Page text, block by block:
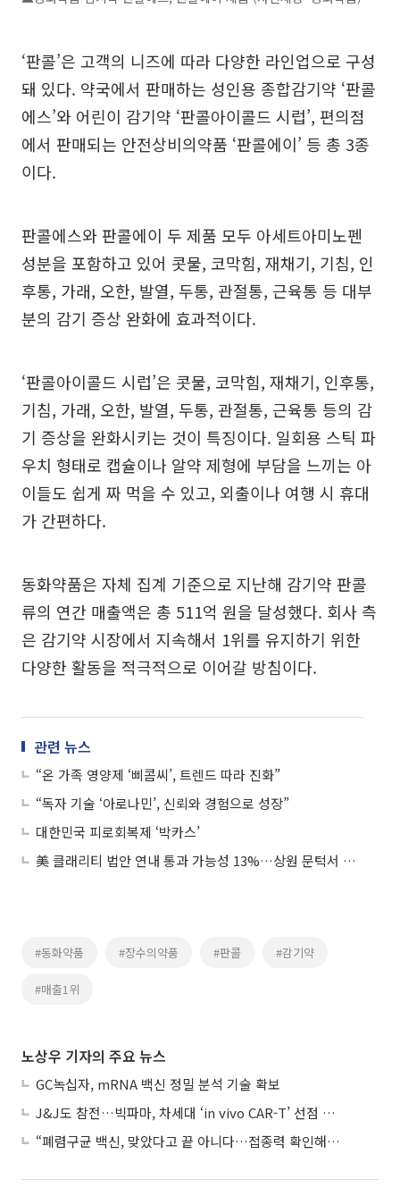
‘판콜’은 고객의 니즈에 따라 다양한 라인업으로 구성
돼 있다. 약국에서 판매하는 성인용 종합감기약 ‘판콜
에스’와 어린이 감기약 ‘판콜아이콜드 시럽’, 편의점
에서 판매되는 안전상비의약품 ‘판콜에이’ 등 총 3종
이다.
판콜에스와 판콜에이 두 제품 모두 아세트아미노펜
성분을 포함하고 있어 콧물, 코막힘, 재채기, 기침, 인
후통, 가래, 오한, 발열, 두통, 관절통, 근육통 등 대부
분의 감기 증상 완화에 효과적이다.
‘판콜아이콜드 시럽’은 콧물, 코막힘, 재채기, 인후통,
기침, 가래, 오한, 발열, 두통, 관절통, 근육통 등의 감
기 증상을 완화시키는 것이 특징이다. 일회용 스틱 파
우치 형태로 캡슐이나 알약 제형에 부담을 느끼는 아
이들도 쉽게 짜 먹을 수 있고, 외출이나 여행 시 휴대
가 간편하다.
동화약품은 자체 집계 기준으로 지난해 감기약 판콜
류의 연간 매출액은 총 511억 원을 달성했다. 회사 측
은 감기약 시장에서 지속해서 1위를 유지하기 위한
다양한 활동을 적극적으로 이어갈 방침이다.
관련 뉴스
“온 가족 영양제 ‘삐콤씨’, 트렌드 따라 진화”
“독자 기술 ‘아로나민’, 신뢰와 경험으로 성장”
대한민국 피로회복제 ‘박카스’
美 클래리티 법안 연내 통과 가능성 13%…상원 문턱서 제동
#동화약품 #장수의약품 #판콜 #감기약
#매출1위
노상우 기자의 주요 뉴스
GC녹십자, mRNA 백신 정밀 분석 기술 확보
J&J도 참전…빅파마, 차세대 ‘in vivo CAR-T’ 선점 경쟁 본격화
“폐렴구균 백신, 맞았다고 끝 아니다…접종력 확인해야”